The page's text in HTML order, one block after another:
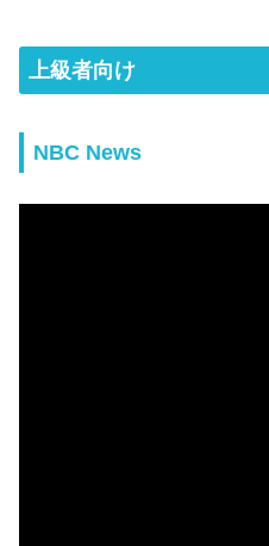
上級者向け
NBC News